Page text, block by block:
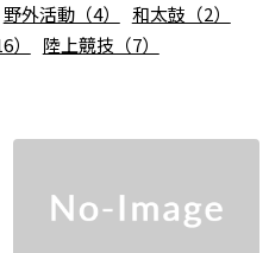
会に関する
はこちら
は、
せ先までお願いいたします。
野外活動（4）
和太鼓（2）
陸上競技（7）